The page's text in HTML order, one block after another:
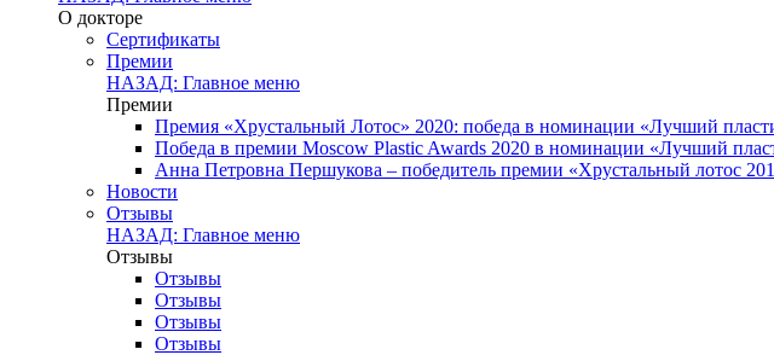
О докторе
Сертификаты
Премии
НАЗАД: Главное меню
Премии
Премия «Хрустальный Лотос» 2020: победа в номинации «Лучший
Победа в премии Moscow Plastic Awards 2020 в номинации «Лучший
Анна Петровна Першукова – победитель премии «Хрустальный лотос
Новости
Отзывы
НАЗАД: Главное меню
Отзывы
Отзывы
Отзывы
Отзывы
Отзывы